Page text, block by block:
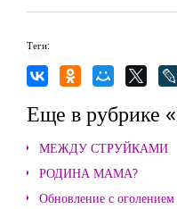
Теги:
Еще в рубрике
МЕЖДУ СТРУЙКАМИ
РОДИНА МАМА?
Обновление с оголением